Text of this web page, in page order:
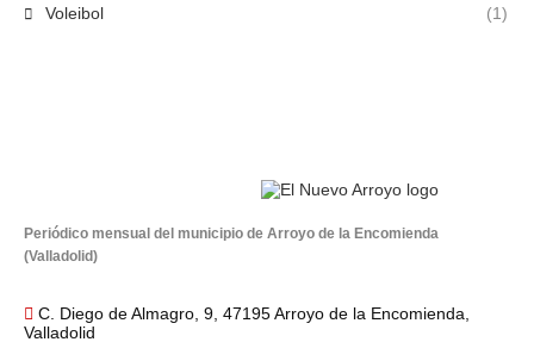
Voleibol (1)
Periódico mensual del municipio de Arroyo de la Encomienda
(Valladolid)
C. Diego de Almagro, 9, 47195 Arroyo de la Encomienda,
Valladolid